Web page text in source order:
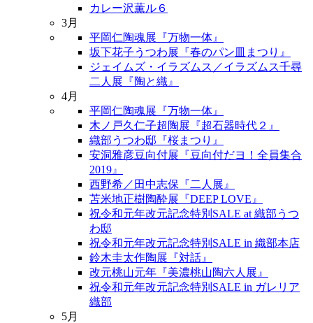
カレー沢薫ル６
3月
平岡仁陶魂展『万物一体』
坂下花子うつわ展『春のパン皿まつり』
ジェイムズ・イラズムス／イラズムス千尋
二人展『陶と織』
4月
平岡仁陶魂展『万物一体』
木ノ戸久仁子超陶展『超石器時代２』
織部うつわ邸『桜まつり』
安洞雅彦豆向付展『豆向付だヨ！全員集合
2019』
西野希／田中志保『二人展』
苫米地正樹陶酔展『DEEP LOVE』
祝令和元年改元記念特別SALE at 織部うつ
わ邸
祝令和元年改元記念特別SALE in 織部本店
鈴木圭太作陶展『対話』
改元桃山元年『美濃桃山陶六人展』
祝令和元年改元記念特別SALE in ガレリア
織部
5月